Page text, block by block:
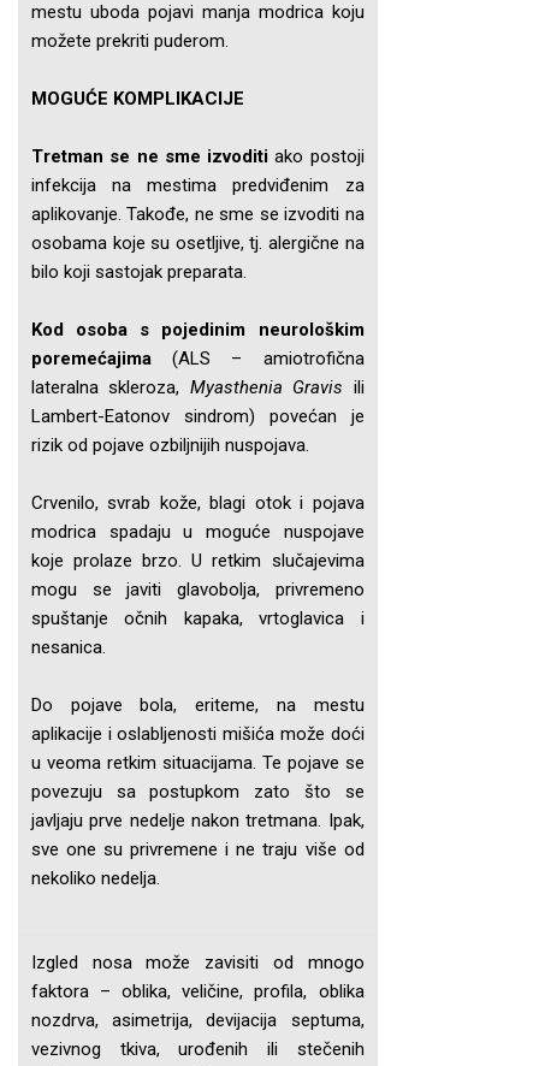
mestu uboda pojavi manja modrica koju
možete prekriti puderom.
MOGUĆE KOMPLIKACIJE
Tretman se ne sme izvoditi ako postoji
infekcija na mestima predviđenim za
aplikovanje. Takođe, ne sme se izvoditi na
osobama koje su osetljive, tj. alergične na
bilo koji sastojak preparata.
Kod osoba s pojedinim neurološkim
poremećajima (ALS – amiotrofična
lateralna skleroza, Myasthenia Gravis ili
Lambert-Eatonov sindrom) povećan je
rizik od pojave ozbiljnijih nuspojava.
Crvenilo, svrab kože, blagi otok i pojava
modrica spadaju u moguće nuspojave
koje prolaze brzo. U retkim slučajevima
mogu se javiti glavobolja, privremeno
spuštanje očnih kapaka, vrtoglavica i
nesanica.
Do pojave bola, eriteme, na mestu
aplikacije i oslabljenosti mišića može doći
u veoma retkim situacijama. Te pojave se
povezuju sa postupkom zato što se
javljaju prve nedelje nakon tretmana. Ipak,
sve one su privremene i ne traju više od
nekoliko nedelja.
Izgled nosa može zavisiti od mnogo
faktora – oblika, veličine, profila, oblika
nozdrva, asimetrija, devijacija septuma,
vezivnog tkiva, urođenih ili stečenih